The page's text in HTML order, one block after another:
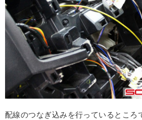
配線のつなぎ込みを行っているところ